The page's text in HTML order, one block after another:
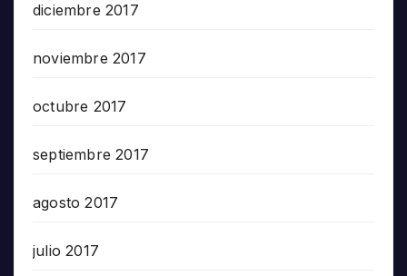
diciembre 2017
noviembre 2017
octubre 2017
septiembre 2017
agosto 2017
julio 2017